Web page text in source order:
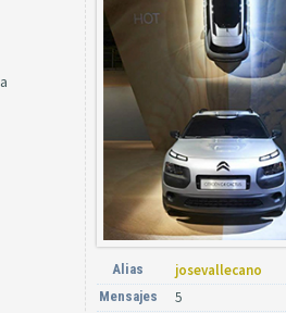
Alias josevallecano
Mensajes 5